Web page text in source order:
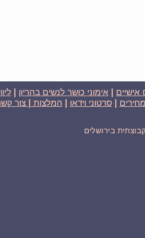
אישיים אימוני כושר לנשים בהריון
|סרטוני וידאו המלצות | צור
בירושלים